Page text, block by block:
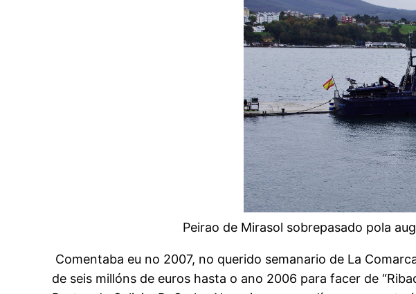
Peirao de Mirasol sobrepasado pola
Comentaba eu no 2007, no querido semanario de La
de seis millóns de euros hasta o ano 2006 para facer de